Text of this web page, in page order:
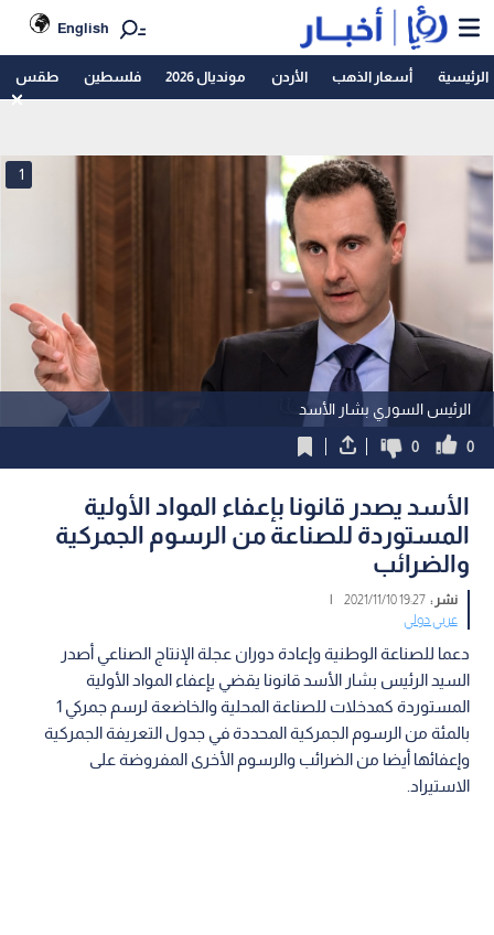
English
الرئيسية أسعار الذهب الأردن مونديال 2026 فلسطين طقس
الرئيس السوري بشار الأسد
1
0
0
الأسد يصدر قانونا بإعفاء المواد الأولية
المستوردة للصناعة من الرسوم الجمركية
والضرائب
نشر :19:27 2021/11/10
|
عربي دولي
دعما للصناعة الوطنية وإعادة دوران عجلة الإنتاج الصناعي أصدر
السيد الرئيس بشار الأسد قانونا يقضي يإعفاء المواد الأولية
المستوردة كمدخلات للصناعة المحلية والخاضعة لرسم جمركي 1
بالمئة من الرسوم الجمركية المحددة في جدول التعريفة الجمركية
وإعفائها أيضا من الضرائب والرسوم الأخرى المفروضة على
الاستيراد.